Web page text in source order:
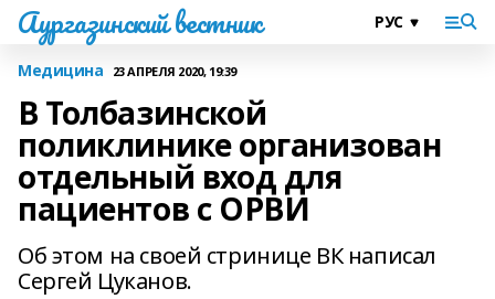
Аургазинский вестник
Медицина 23 АПРЕЛЯ 2020, 19:39
В Толбазинской
поликлинике организован
отдельный вход для
пациентов с ОРВИ
Об этом на своей стринице ВК написал
Сергей Цуканов.